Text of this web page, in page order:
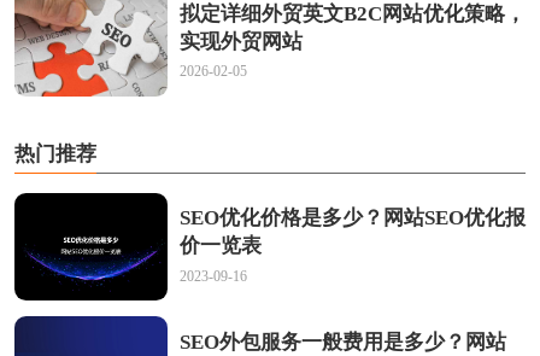
拟定详细外贸英文B2C网站优化策略，
实现外贸网站
2026-02-05
热门推荐
SEO优化价格是多少？网站SEO优化报
价一览表
2023-09-16
SEO外包服务一般费用是多少？网站